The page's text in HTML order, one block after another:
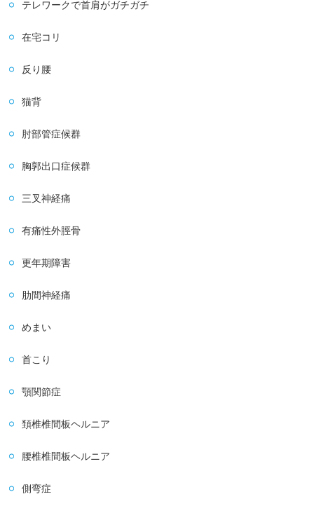
テレワークで首肩がガチガチ
在宅コリ
反り腰
猫背
肘部管症候群
胸郭出口症候群
三叉神経痛
有痛性外脛骨
更年期障害
肋間神経痛
めまい
首こり
顎関節症
頚椎椎間板ヘルニア
腰椎椎間板ヘルニア
側弯症